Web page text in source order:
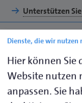
Unterstützen
Triff die
Vorteile auf
Dienste, die wir nutzen
Hier können Sie
Website nutzen
anpassen. Sie